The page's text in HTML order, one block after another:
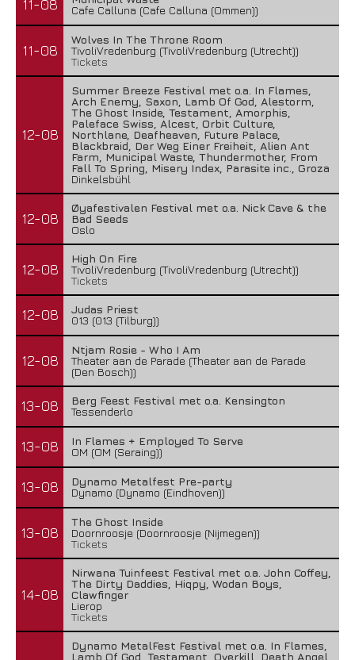
11-08
Cafe Calluna (Cafe Calluna (Ommen))
11-08
Wolves In The Throne Room
TivoliVredenburg (TivoliVredenburg (Utrecht))
Tickets
12-08
Summer Breeze Festival met o.a. In Flames,
Arch Enemy, Saxon, Lamb Of God, Alestorm,
The Ghost Inside, Testament, Amorphis,
Paleface Swiss, Alcest, Orbit Culture,
Northlane, Deafheaven, Future Palace,
Blackbraid, Der Weg Einer Freiheit, Alien Ant
Farm, Municipal Waste, Thundermother, From
Fall To Spring, Misery Index, Parasite inc., Groza
Dinkelsbühl
12-08
Øyafestivalen Festival met o.a. Nick Cave & the
Bad Seeds
Oslo
12-08
High On Fire
TivoliVredenburg (TivoliVredenburg (Utrecht))
Tickets
12-08
Judas Priest
013 (013 (Tilburg))
12-08
Ntjam Rosie - Who I Am
Theater aan de Parade (Theater aan de Parade
(Den Bosch))
13-08
Berg Feest Festival met o.a. Kensington
Tessenderlo
13-08
In Flames + Employed To Serve
OM (OM (Seraing))
13-08
Dynamo Metalfest Pre-party
Dynamo (Dynamo (Eindhoven))
13-08
The Ghost Inside
Doornroosje (Doornroosje (Nijmegen))
Tickets
14-08
Nirwana Tuinfeest Festival met o.a. John Coffey,
The Dirty Daddies, Hiqpy, Wodan Boys,
Clawfinger
Lierop
Tickets
Dynamo MetalFest Festival met o.a. In Flames,
Lamb Of God, Testament, Overkill, Death Angel,